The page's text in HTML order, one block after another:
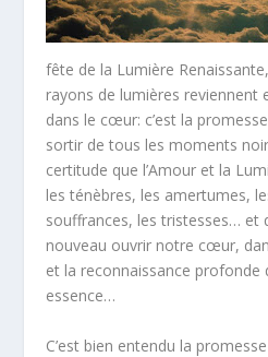
fête de la Lumière
rayons de lumières
dans le cœur: c’est la
sortir de tous les moments
certitude que l’Amour et la
les ténèbres, les amertumes,
souffrances, les tristesses… et
nouveau ouvrir notre cœur,
et la reconnaissance profonde
essence…
C’est bien entendu la